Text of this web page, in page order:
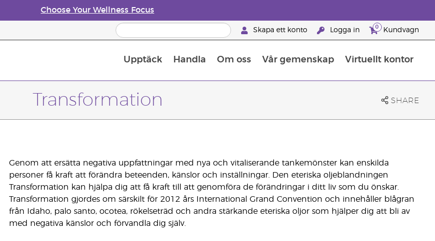
Choose Your Wellness Focus
Skapa ett konto Logga in 0 Kundvagn
Upptäck Handla Om oss Vår gemenskap Virtuellt kontor
Transformation SHARE
Genom att ersätta negativa uppfattningar med nya och vitaliserande tankemönster kan enskilda
personer få kraft att förändra beteenden, känslor och inställningar. Den eteriska oljeblandningen
Transformation kan hjälpa dig att få kraft till att genomföra de förändringar i ditt liv som du önskar.
Transformation gjordes om särskilt för 2012 års International Grand Convention och innehåller blågran
från Idaho, palo santo, ocotea, rökelseträd och andra stärkande eteriska oljor som hjälper dig att bli av
med negativa känslor och förvandla dig själv.